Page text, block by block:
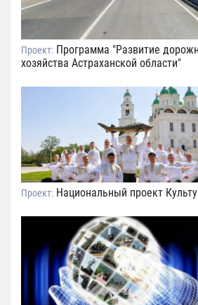
Проект: Программа "Развитие
хозяйства Астраханской области"
Проект: Национальный проект